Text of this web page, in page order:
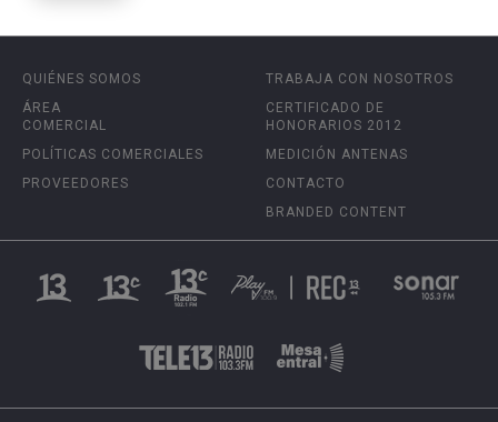
QUIÉNES SOMOS
ÁREA
COMERCIAL
POLÍTICAS COMERCIALES
PROVEEDORES
TRABAJA CON NOSOTROS
CERTIFICADO DE
HONORARIOS 2012
MEDICIÓN ANTENAS
CONTACTO
BRANDED CONTENT